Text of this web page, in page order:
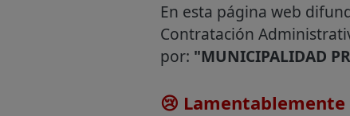
En esta página web
Contratación
por: "MUNICIPALIDAD
😢